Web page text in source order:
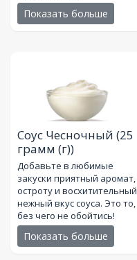
Показать больше
Соус Чесночный (25
грамм (г))
Добавьте в любимые
закуски приятный аромат,
остроту и восхитительный
нежный вкус соуса. Это то,
без чего не обойтись!
Показать больше